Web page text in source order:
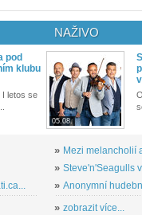
pod
klubu
I letos se
NAŽIVO
05.08.
» Mezi melancholií
» Steve'n'Seagulls
» Anonymní
» zobrazit více...